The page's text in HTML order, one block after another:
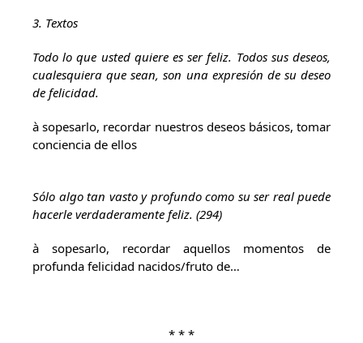
3. Textos
Todo lo que usted quiere es ser feliz. Todos sus deseos,
cualesquiera que sean, son una expresión de su deseo
de felicidad.
à sopesarlo, recordar nuestros deseos básicos, tomar
conciencia de ellos
Sólo algo tan vasto y profundo como su ser real puede
hacerle verdaderamente feliz. (294)
à sopesarlo, recordar aquellos momentos de
profunda felicidad nacidos/fruto de…
* * *